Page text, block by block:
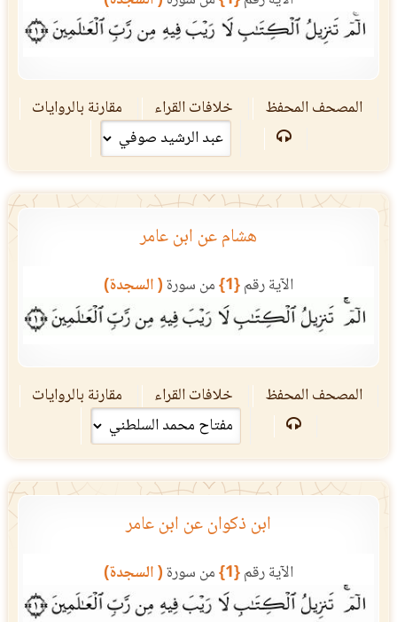
المصحف المحفظ خلافات القراء مقارنة بالروايات
هشام عن ابن عامر
الآية رقم{1} من سورة( السجدة)
المصحف المحفظ خلافات القراء مقارنة بالروايات
ابن ذكوان عن ابن عامر
الآية رقم{1} من سورة( السجدة)